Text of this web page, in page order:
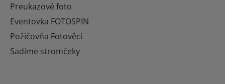
Preukazové foto
Eventovka FOTOSPIN
Požičovňa Fotověcí
Sadíme stromčeky